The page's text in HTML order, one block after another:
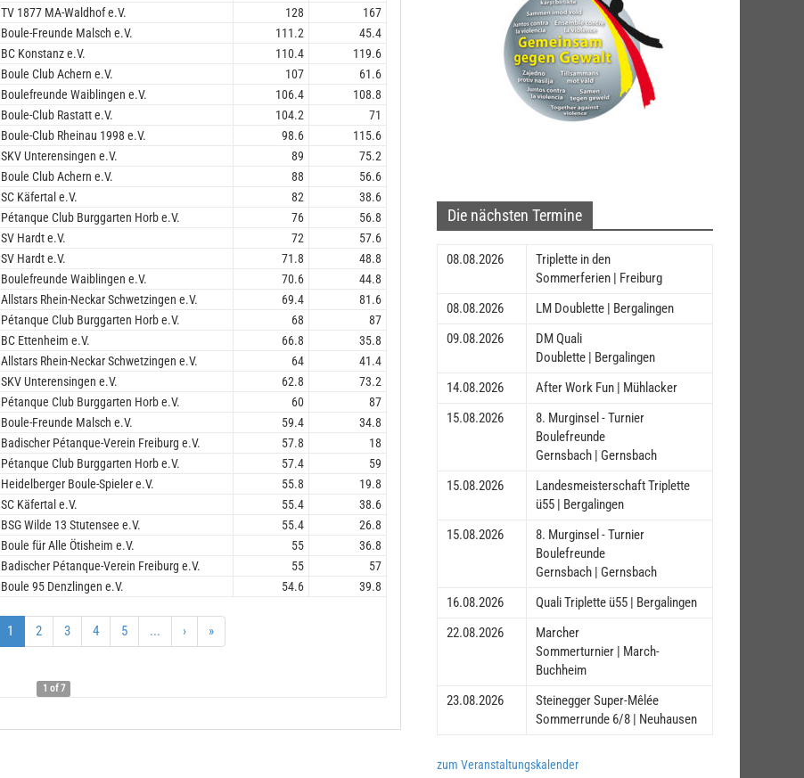
c
h
TV 1877 MA-Waldhof e.V. 128
167
Boule-Freunde Malsch e.V. 111.2
45.4
BC Konstanz e.V. 110.4
119.6
Boule Club Achern e.V. 107
61.6
Boulefreunde Waiblingen e.V. 106.4
108.8
Boule-Club Rastatt e.V. 104.2
71
Boule-Club Rheinau 1998 e.V. 98.6
115.6
SKV Unterensingen e.V. 89
75.2
Boule Club Achern e.V. 88
56.6
SC Käfertal e.V. 82
38.6
Pétanque Club Burggarten Horb e.V. 76
56.8
SV Hardt e.V. 72
57.6
SV Hardt e.V. 71.8
48.8
Boulefreunde Waiblingen e.V. 70.6
44.8
Allstars Rhein-Neckar Schwetzingen e.V. 69.4
81.6
Pétanque Club Burggarten Horb e.V. 68
87
BC Ettenheim e.V. 66.8
35.8
Allstars Rhein-Neckar Schwetzingen e.V. 64
41.4
SKV Unterensingen e.V. 62.8
73.2
Pétanque Club Burggarten Horb e.V. 60
87
Boule-Freunde Malsch e.V. 59.4
34.8
Badischer Pétanque-Verein Freiburg e.V. 57.8
18
Pétanque Club Burggarten Horb e.V. 57.4
59
Heidelberger Boule-Spieler e.V. 55.8
19.8
SC Käfertal e.V. 55.4
38.6
BSG Wilde 13 Stutensee e.V. 55.4
26.8
Boule für Alle Ötisheim e.V. 55
36.8
Badischer Pétanque-Verein Freiburg e.V. 55
57
Boule 95 Denzlingen e.V. 54.6 39.8
1 2 3 4 5 ... › »
1 of 7
Die nächsten Termine
08.08.2026
Triplette in den
Sommerferien | Freiburg
08.08.2026
LM Doublette | Bergalingen
09.08.2026
DM Quali
Doublette | Bergalingen
14.08.2026
After Work Fun | Mühlacker
15.08.2026
8. Murginsel - Turnier
Boulefreunde
Gernsbach | Gernsbach
15.08.2026
Landesmeisterschaft Triplette
ü55 | Bergalingen
15.08.2026
8. Murginsel - Turnier
Boulefreunde
Gernsbach | Gernsbach
16.08.2026
Quali Triplette ü55 | Bergalingen
22.08.2026
Marcher
Sommerturnier | March-
Buchheim
23.08.2026
Steinegger Super-Mêlée
Sommerrunde 6/8 | Neuhausen
zum Veranstaltungskalender